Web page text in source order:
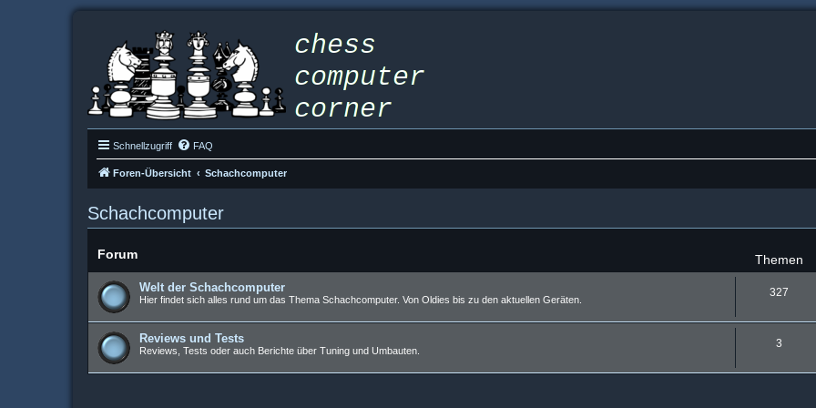
Schnellzugriff FAQ
Foren-Übersicht Schachcomputer
Schachcomputer
Forum Themen
Welt der Schachcomputer
Hier findet sich alles rund um das Thema Schachcomputer. Von Oldies bis zu den aktuellen Geräten.
327
Reviews und Tests
Reviews, Tests oder auch Berichte über Tuning und Umbauten.
3